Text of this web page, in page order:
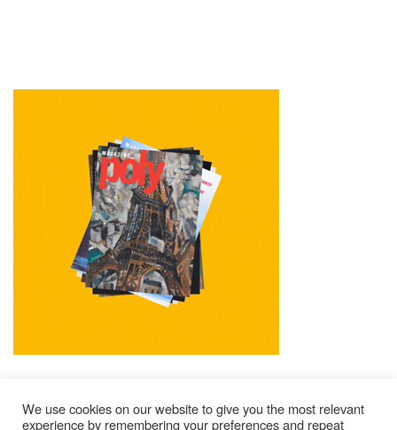
We use cookies on our website to give you the most relevant
experience by remembering your preferences and repeat